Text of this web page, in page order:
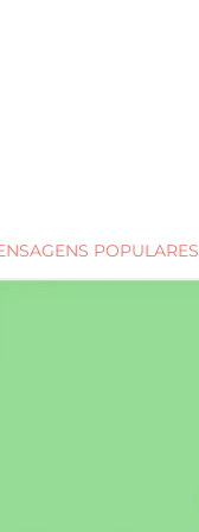
POPULARES